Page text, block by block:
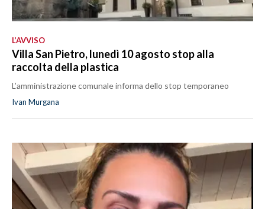
L’AVVISO
Villa San Pietro, lunedì 10 agosto stop alla
raccolta della plastica
L’amministrazione comunale informa dello stop temporaneo
Ivan Murgana